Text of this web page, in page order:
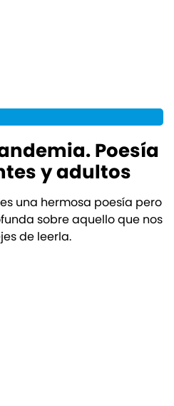
Poesía
y adultos
una hermosa poesía pero
sobre aquello que nos
de leerla.